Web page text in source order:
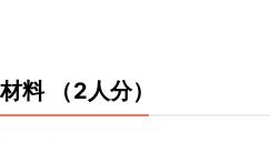
材料 （2人分）